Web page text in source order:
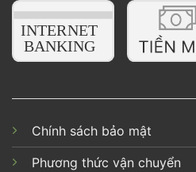
Chính sách bảo mật
Phương thức vận chuyển